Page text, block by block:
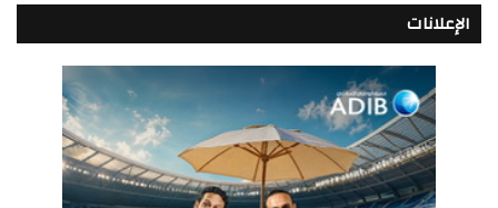
الإعلانات